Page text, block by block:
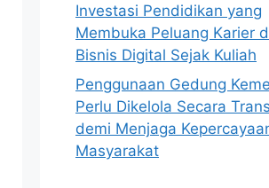
Investasi Pendidikan yang
Membuka Peluang Karier
Bisnis Digital Sejak Kuliah
Penggunaan Gedung
Perlu Dikelola Secara
demi Menjaga
Masyarakat